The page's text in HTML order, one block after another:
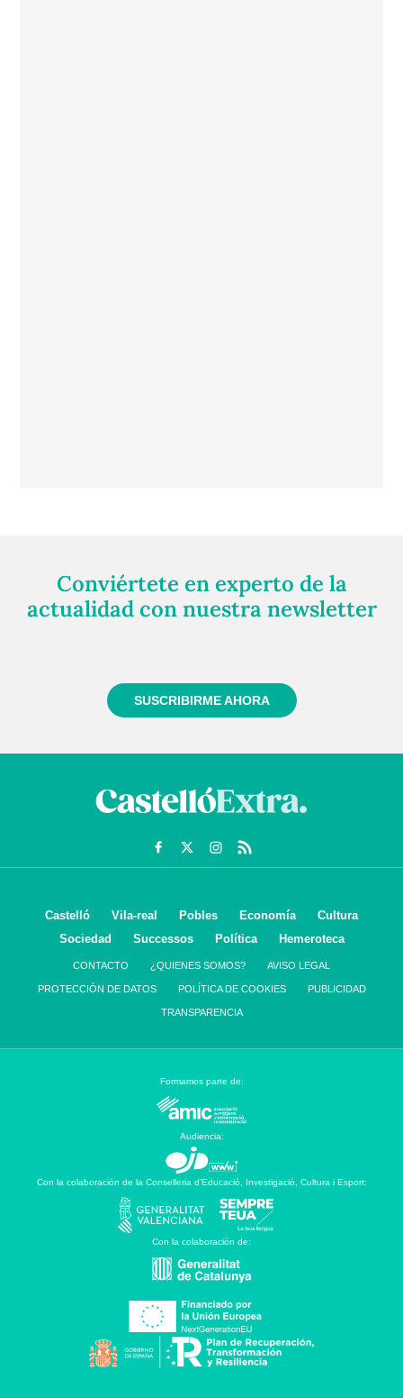
Conviértete en experto de la
actualidad con nuestra newsletter
SUSCRIBIRME AHORA
Castelló Vila-real Pobles Economía
Cultura
Sociedad
Successos Política Hemeroteca
CONTACTO ¿QUIENES SOMOS? AVISO LEGAL
PROTECCIÓN DE DATOS POLÍTICA DE COOKIES PUBLICIDAD
TRANSPARENCIA
Formamos parte de:
Audiencia:
Con la colaboración de la Conselleria d’Educació, Investigació, Cultura i Esport:
Con la colaboración de: